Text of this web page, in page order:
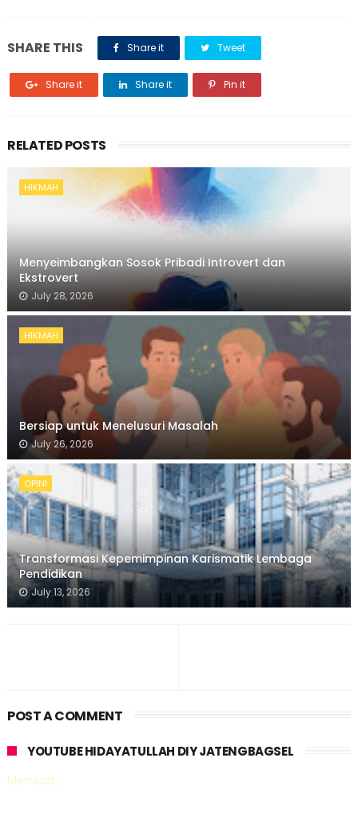
SHARE THIS Share it Tweet
Share it Share it Pin it
RELATED POSTS
HIKMAH
Menyeimbangkan Sosok Pribadi Introvert dan
Ekstrovert
July 28, 2026
HIKMAH
Bersiap untuk Menelusuri Masalah
July 26, 2026
OPINI
Transformasi Kepemimpinan Karismatik Lembaga
Pendidikan
July 13, 2026
POST A COMMENT
YOUTUBE HIDAYATULLAH DIY JATENGBAGSEL
Memuat...